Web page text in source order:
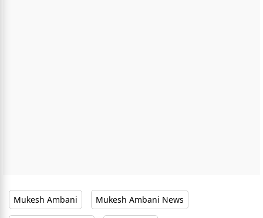
Mukesh Ambani Mukesh Ambani News